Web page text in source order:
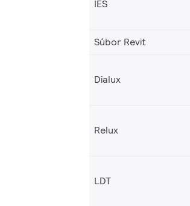
IES
Súbor Revit
Dialux
Relux
LDT